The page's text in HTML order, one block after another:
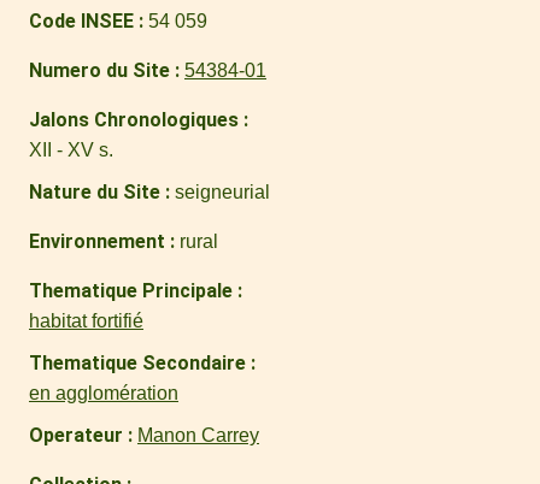
Code INSEE 54 059
Numero du Site 54384-01
Jalons Chronologiques
XII - XV s.
Nature du Site seigneurial
Environnement rural
Thematique Principale
habitat fortifié
Thematique Secondaire
en agglomération
Operateur Manon Carrey